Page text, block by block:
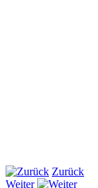
Zurück
Weiter